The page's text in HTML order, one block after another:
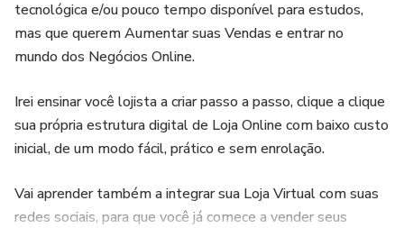
tecnológica e/ou pouco tempo disponível para estudos,
mas que querem Aumentar suas Vendas e entrar no
mundo dos Negócios Online.
Irei ensinar você lojista a criar passo a passo, clique a clique
sua própria estrutura digital de Loja Online com baixo custo
inicial, de um modo fácil, prático e sem enrolação.
Vai aprender também a integrar sua Loja Virtual com suas
redes sociais, para que você já comece a vender seus